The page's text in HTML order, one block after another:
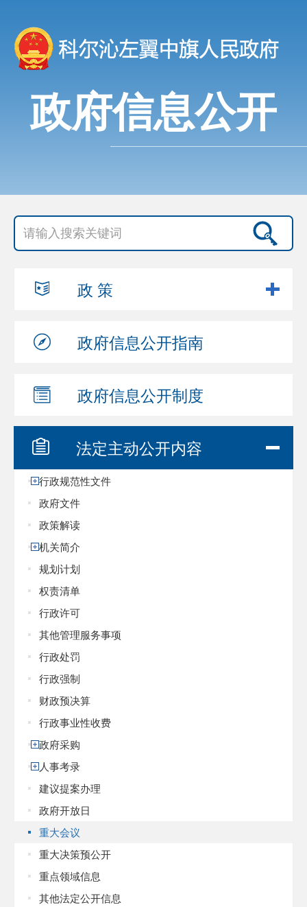
政府信息公开
政 策
政府信息公开指南
政府信息公开制度
法定主动公开内容
行政规范性文件
政府文件
政策解读
机关简介
规划计划
权责清单
行政许可
其他管理服务事项
行政处罚
行政强制
财政预决算
行政事业性收费
政府采购
人事考录
建议提案办理
政府开放日
重大会议
重大决策预公开
重点领域信息
其他法定公开信息